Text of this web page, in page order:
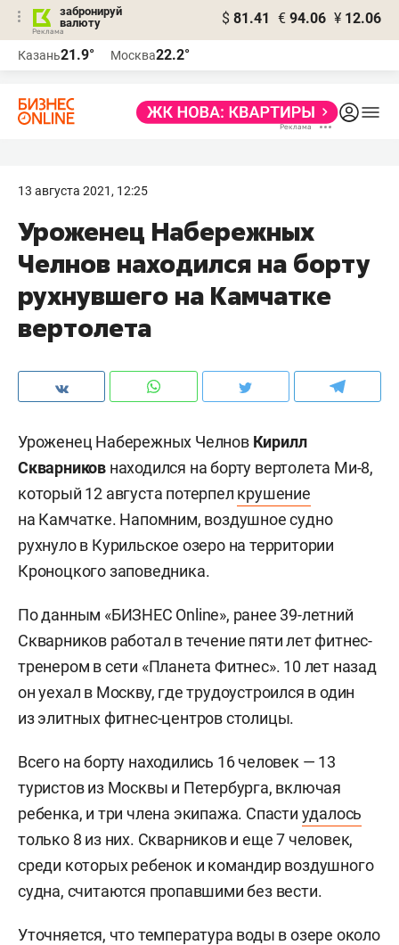
забронируй
валюту
$ 81.41 € 94.06 ¥ 12.06
Казань21.9° Москва22.2°
13 августа 2021, 12:25
Уроженец Набережных
Челнов находился на борту
рухнувшего на Камчатке
вертолета
Уроженец Набережных Челнов Кирилл
Скварников находился на борту вертолета Ми-8,
который 12 августа потерпел крушение
на Камчатке. Напомним, воздушное судно
рухнуло в Курильское озеро на территории
Кроноцкого заповедника.
По данным «БИЗНЕС Online», ранее 39-летний
Скварников работал в течение пяти лет фитнес-
тренером в сети «Планета Фитнес». 10 лет назад
он уехал в Москву, где трудоустроился в один
из элитных фитнес-центров столицы.
Всего на борту находились 16 человек — 13
туристов из Москвы и Петербурга, включая
ребенка, и три члена экипажа. Спасти удалось
только 8 из них. Скварников и еще 7 человек,
среди которых ребенок и командир воздушного
судна, считаются пропавшими без вести.
Уточняется, что температура воды в озере около